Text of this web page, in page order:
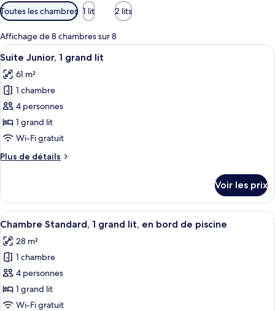
Filtres
disponibles
pour
les
chambres
Toutes les chambres 1 lit 2 lits
Affichage de 8 chambres sur 8
Afficher
toutes
les
photos
pour
ce
type
chambre :
grand
lit
Suite Junior, 1 grand lit | Literie de
9
Suite Junior, 1 grand lit
61 m²
1 chambre
4 personnes
1 grand lit
Wi-Fi gratuit
Plus de détails
Plus
le
type
de
Suite
Junior,
grand
lit
Voir les prix
Afficher
toutes
les
photos
pour
ce
type
Une chambre d’hôtel équipée d’un
12
Chambre Standard, 1 grand lit, en bord de piscine
28 m²
1 chambre
4 personnes
1 grand lit
Wi-Fi gratuit